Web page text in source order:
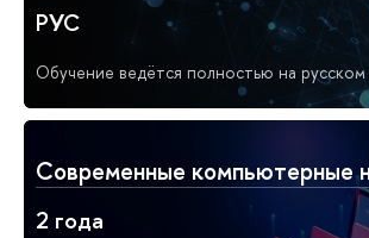
РУС
Обучение ведётся полностью на русском
Современные компьютерные
2 года